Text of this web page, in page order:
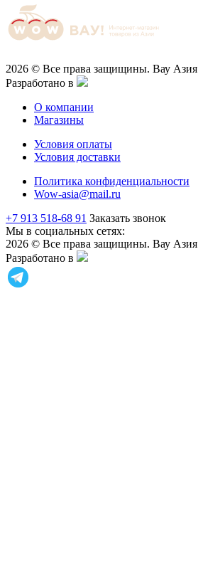
2026 © Все права защищины. Вау Азия
Разработано в
О компании
Магазины
Условия оплаты
Условия доставки
Политика конфиденциальности
Wow-asia@mail.ru
+7 913 518-68 91 Заказать звонок
Мы в социальных сетях:
2026 © Все права защищины. Вау Азия
Разработано в